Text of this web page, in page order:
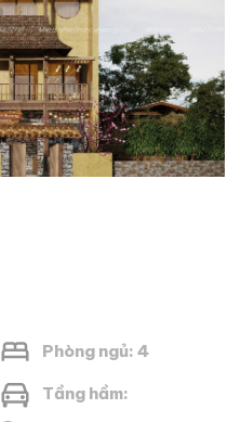
Phòng ngủ: 4
Tầng hầm: